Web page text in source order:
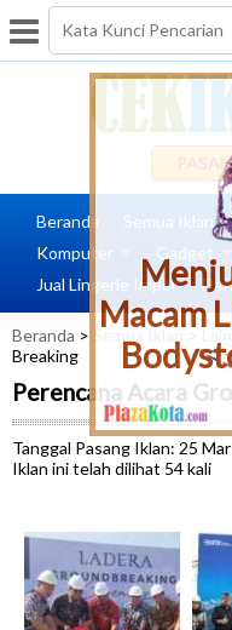
Macam
Beranda Semua Iklan
Komputer
Gadget
Jual Lingerie Impor
Beranda > >
Breaking
Perencana Acara
Tanggal Pasang Iklan: 25
Iklan ini telah dilihat 54 kali